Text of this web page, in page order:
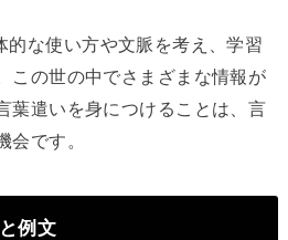
的な使い方や文脈を考え、学習
この世の中でさまざまな情報が
葉遣いを身につけることは、言
会です。
例文